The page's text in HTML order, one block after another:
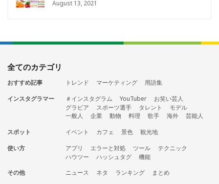
August 13, 2021
全てのカテゴリ
おすすめ記事 トレンド マーケティング
用語集
インスタグラマー
＃インスタグラム YouTuber
お笑い芸人
グラビア
スポーツ選手 タレント
モデル
一般人
企業 動物 料理 歌手 海外
芸能人
スポット
イベント カフェ 景色
観光地
使い方
アプリ エラーと対処 ツール
テクニック
ハウツー
ハッシュタグ
機能
その他
ニュース ネタ ランキング まとめ